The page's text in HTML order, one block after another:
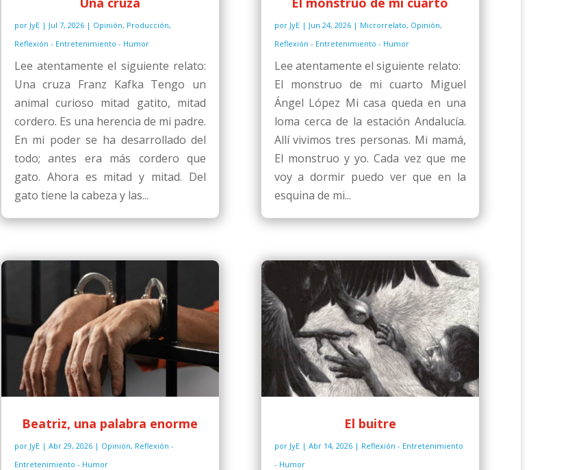
por JyE| Jul 7, 2026| Opinión, Producción,
Reflexión - Entretenimiento - Humor
Lee atentamente el siguiente relato:
Una cruza Franz Kafka Tengo un
animal curioso mitad gatito, mitad
cordero. Es una herencia de mi padre.
En mi poder se ha desarrollado del
todo; antes era más cordero que
gato. Ahora es mitad y mitad. Del
gato tiene la cabeza y las...
Beatriz, una palabra enorme
por JyE| Abr 29, 2026| Opinión, Reflexión -
Entretenimiento - Humor
por JyE| Jun 24, 2026| Microrrelato, Opinión,
Reflexión - Entretenimiento - Humor
Lee atentamente el siguiente relato:
El monstruo de mi cuarto Miguel
Ángel López Mi casa queda en una
loma cerca de la estación Andalucía.
Allí vivimos tres personas. Mi mamá,
El monstruo y yo. Cada vez que me
voy a dormir puedo ver que en la
esquina de mi...
El buitre
por JyE| Abr 14, 2026| Reflexión - Entretenimiento
- Humor